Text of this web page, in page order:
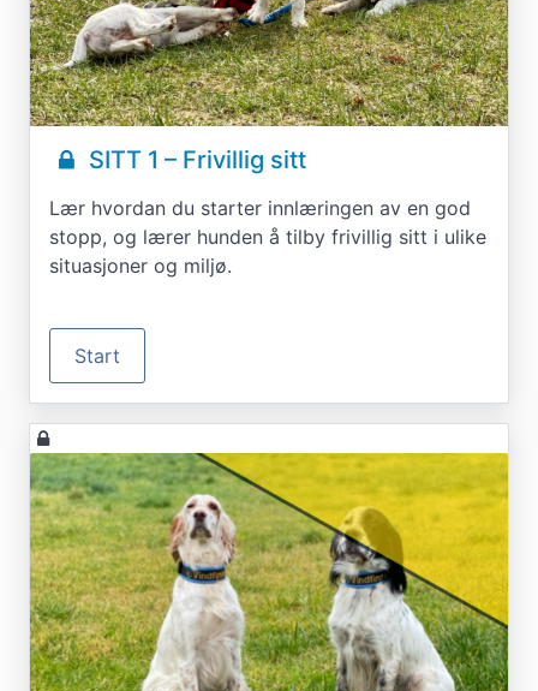
SITT 1 – Frivillig sitt
Lær hvordan du starter innlæringen av en god
stopp, og lærer hunden å tilby frivillig sitt i ulike
situasjoner og miljø.
Start